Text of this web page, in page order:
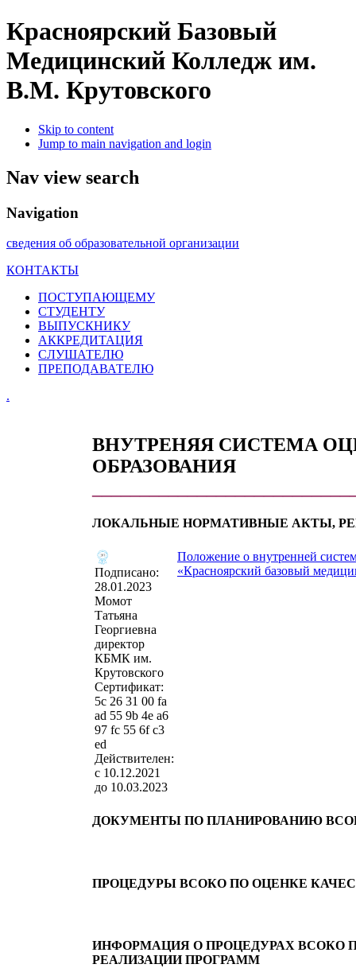
Красноярский Базовый
Медицинский Колледж им.
В.М. Крутовского
Skip to content
Jump to main navigation and login
Nav view search
Navigation
сведения об образовательной организации
КОНТАКТЫ
ПОСТУПАЮЩЕМУ
СТУДЕНТУ
ВЫПУСКНИКУ
АККРЕДИТАЦИЯ
СЛУШАТЕЛЮ
ПРЕПОДАВАТЕЛЮ
.
ВНУТРЕНЯЯ СИСТЕМА
ОБРАЗОВАНИЯ
ЛОКАЛЬНЫЕ НОРМАТИВНЫЕ АКТЫ,
Подписано:
28.01.2023
Момот
Татьяна
Георгиевна
директор
КБМК им.
Крутовского
Сертификат:
‎5c 26 31 00 fa
ad 55 9b 4e a6
97 fc 55 6f c3
ed
Действителен:
с 10.12.2021
до 10.03.2023
Положение о внутренней
«Красноярский базовый
ДОКУМЕНТЫ ПО ПЛАНИРОВАНИЮ
ПРОЦЕДУРЫ ВСОКО ПО ОЦЕНКЕ
ИНФОРМАЦИЯ О ПРОЦЕДУРАХ ВСОКО
РЕАЛИЗАЦИИ ПРОГРАММ